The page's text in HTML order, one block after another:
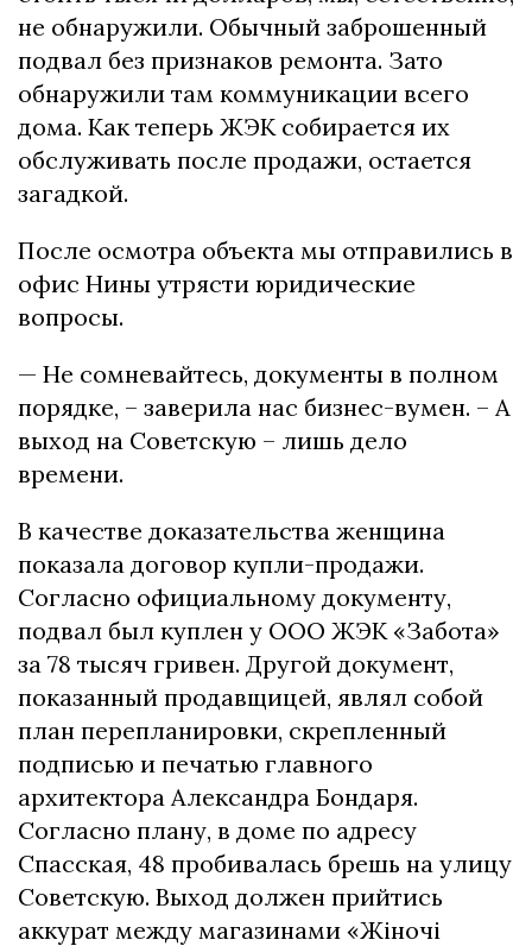
не обнаружили. Обычный заброшенный
подвал без признаков ремонта. Зато
обнаружили там коммуникации всего
дома. Как теперь ЖЭК собирается их
обслуживать после продажи, остается
загадкой.
После осмотра объекта мы отправились в
офис Нины утрясти юридические
вопросы.
— Не сомневайтесь, документы в полном
порядке, – заверила нас бизнес-вумен. – А
выход на Советскую – лишь дело
времени.
В качестве доказательства женщина
показала договор купли-продажи.
Согласно официальному документу,
подвал был куплен у ООО ЖЭК «Забота»
за 78 тысяч гривен. Другой документ,
показанный продавщицей, являл собой
план перепланировки, скрепленный
подписью и печатью главного
архитектора Александра Бондаря.
Согласно плану, в доме по адресу
Спасская, 48 пробивалась брешь на улицу
Советскую. Выход должен прийтись
аккурат между магазинами «Жіночі